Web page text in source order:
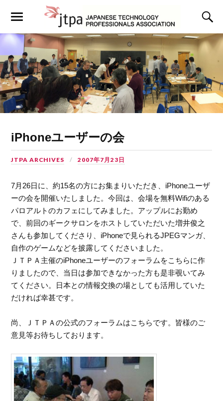
iPhoneユーザーの会
JTPA ARCHIVES 2007年7月23日
7月26日に、約15名の方にお集まりいただき、iPhoneユーザ
ーの会を開催いたしました。今回は、会場を無料Wifiのある
パロアルトのカフェにしてみました。アップルにお勤め
で、前回のギークサロンをホストしていただいた増井俊之
さんも参加してくださり、iPhoneで見られるJPEGマンガ、
自作のゲームなどを披露してくださいました。
ＪＴＰＡ主催のiPhoneユーザーのフォーラムをこちらに作
りましたので、当日は参加できなかった方も是非覗いてみ
てください。日本との情報交換の場としても活用していた
だければ幸甚です。
尚、ＪＴＰＡの公式のフォーラムはこちらです。皆様のご
意見等お待ちしております。